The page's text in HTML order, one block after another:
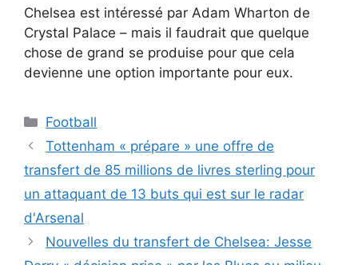
Chelsea est intéressé par Adam Wharton de
Crystal Palace – mais il faudrait que quelque
chose de grand se produise pour que cela
devienne une option importante pour eux.
Catégories
Football
Tottenham « prépare » une offre de
transfert de 85 millions de livres sterling pour
un attaquant de 13 buts qui est sur le radar
d'Arsenal
Nouvelles du transfert de Chelsea: Jesse